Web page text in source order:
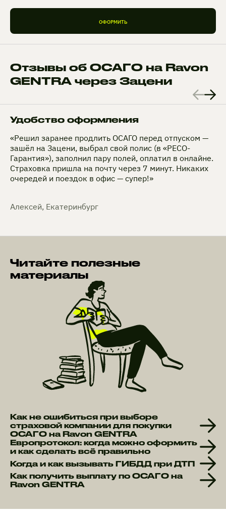
ОФОРМИТЬ
Отзывы об ОСАГО на Ravon
GENTRA через Зацени
Удобство оформления
«Решил заранее продлить ОСАГО перед отпуском —
зашёл на Зацени, выбрал свой полис (в «РЕСО-
Гарантия»), заполнил пару полей, оплатил в онлайне.
Страховка пришла на почту через 7 минут. Никаких
очередей и поездок в офис — супер!»
Алексей, Екатеринбург
Читайте полезные
материалы
Как не ошибиться при выборе
страховой компании для покупки
ОСАГО на Ravon GENTRA
Европротокол: когда можно оформить
и как сделать всё правильно
Когда и как вызывать ГИБДД при ДТП
Как получить выплату по ОСАГО на
Ravon GENTRA